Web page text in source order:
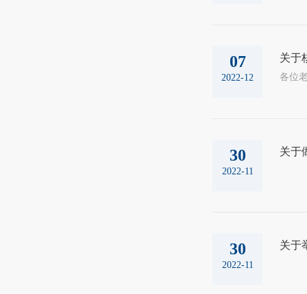
07
2022-12
关于
30
2022-11
关于
30
2022-11
关于